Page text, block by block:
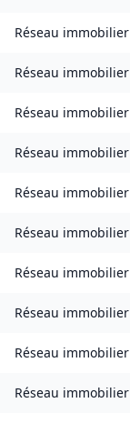
Réseau immobilier
Réseau immobilier
Réseau immobilier
Réseau immobilier
Réseau immobilier
Réseau immobilier
Réseau immobilier
Réseau immobilier
Réseau immobilier
Réseau immobilier